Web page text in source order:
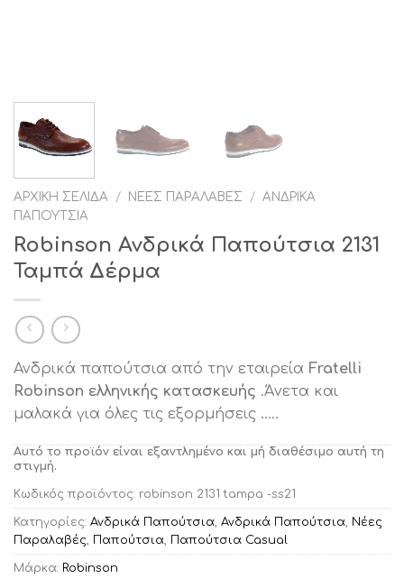
ΑΡΧΙΚΉ ΣΕΛΊΔΑ / ΝΈΕΣ ΠΑΡΑΛΑΒΈΣ / ΑΝΔΡΙΚΆ
ΠΑΠΟΎΤΣΙΑ
Robinson Ανδρικά Παπούτσια 2131
Ταμπά Δέρμα
Ανδρικά παπούτσια από την εταιρεία Fratelli
Robinson ελληνικής κατασκευής .Άνετα και
μαλακά για όλες τις εξορμήσεις …..
Αυτό το προϊόν είναι εξαντλημένο και μή διαθέσιμο αυτή τη
στιγμή.
Κωδικός προϊόντος: robinson 2131 tampa -ss21
Κατηγορίες: Ανδρικά Παπούτσια, Ανδρικά Παπούτσια, Νέες
Παραλαβές, Παπούτσια, Παπούτσια Casual
Μάρκα: Robinson